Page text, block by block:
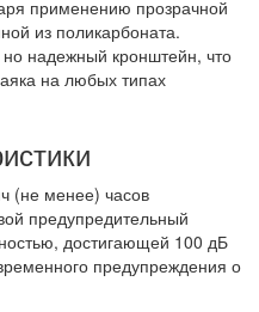
применению прозрачной
из поликарбоната.
надежный кронштейн, что
на любых типах
(не менее) часов
предупредительный
достигающей 100 дБ
предупреждения о